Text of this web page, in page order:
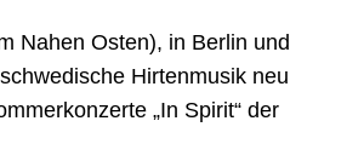
Nahen Osten), in Berlin und
Hirtenmusik neu
„In Spirit“ der